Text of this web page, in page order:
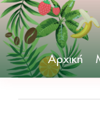
Skip
to
content
Αρχική